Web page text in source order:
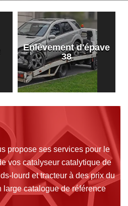
Enlèvement d'épave
38
propose ses services pour le
vos catalyseur catalytique de
lourd et tracteur à des prix du
large catalogue de référence